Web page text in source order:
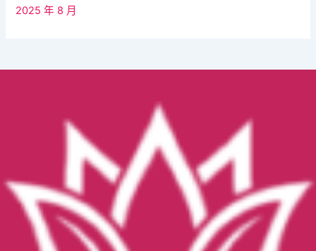
2025 年 8 月